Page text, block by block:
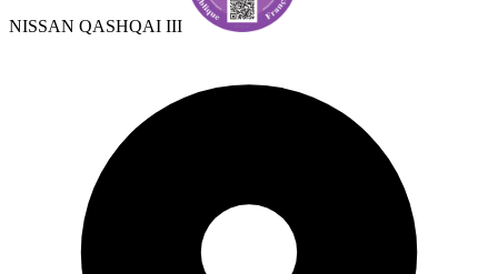
NISSAN QASHQAI III